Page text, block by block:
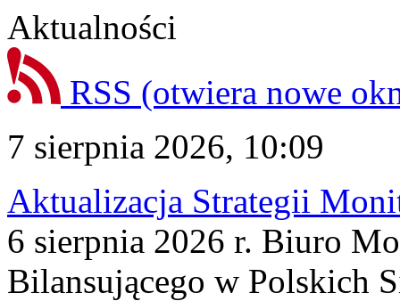
Aktualności
RSS (otwiera nowe
7 sierpnia 2026, 10:09
Aktualizacja Strategii
6 sierpnia 2026 r. Biuro
Bilansującego w Polskich